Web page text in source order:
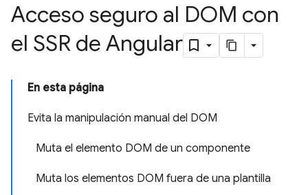
Acceso seguro al DOM con
el SSR de Angular
En esta página
Evita la manipulación manual del DOM
Muta el elemento DOM de un componente
Muta los elementos DOM fuera de una plantilla